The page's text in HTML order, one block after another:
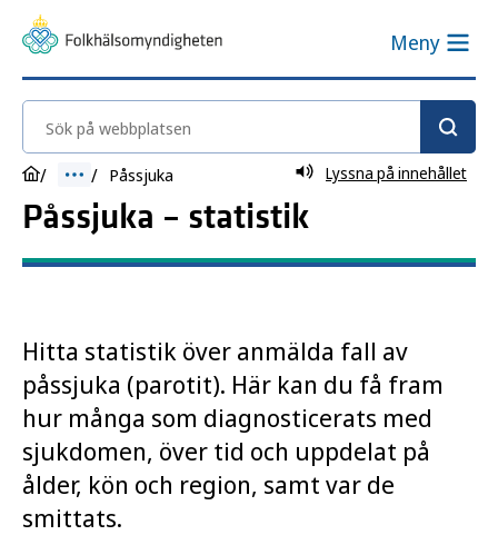
Meny
Sök på webbplatsen
Påssjuka Lyssna på innehållet
Påssjuka – statistik
Hitta statistik över anmälda fall av
påssjuka (parotit). Här kan du få fram
hur många som diagnosticerats med
sjukdomen, över tid och uppdelat på
ålder, kön och region, samt var de
smittats.